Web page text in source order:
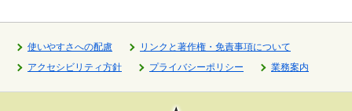
使いやすさへの配慮
リンクと著作権・免責事項について
アクセシビリティ方針
プライバシーポリシー 業務案内